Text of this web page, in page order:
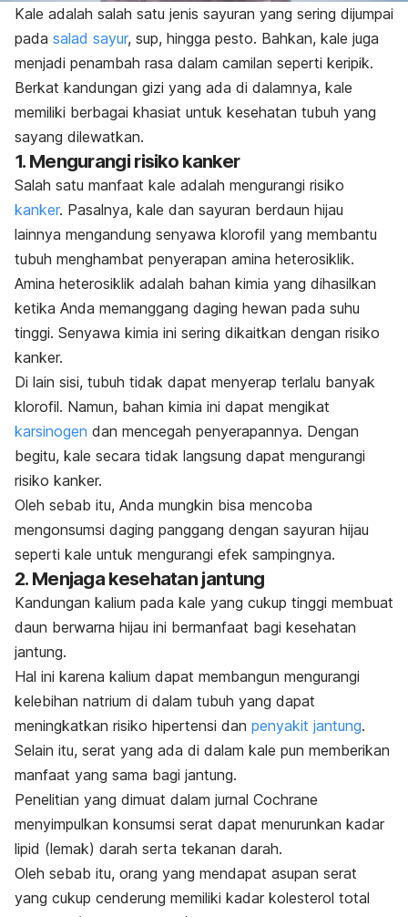
Kale adalah salah satu jenis sayuran yang sering dijumpai
pada salad sayur, sup, hingga pesto. Bahkan, kale juga
menjadi penambah rasa dalam camilan seperti keripik.
Berkat kandungan gizi yang ada di dalamnya, kale
memiliki berbagai khasiat untuk kesehatan tubuh yang
sayang dilewatkan.
1. Mengurangi risiko kanker
Salah satu manfaat kale adalah mengurangi risiko
kanker. Pasalnya, kale dan sayuran berdaun hijau
lainnya mengandung senyawa klorofil yang membantu
tubuh menghambat penyerapan amina heterosiklik.
Amina heterosiklik adalah bahan kimia yang dihasilkan
ketika Anda memanggang daging hewan pada suhu
tinggi. Senyawa kimia ini sering dikaitkan dengan risiko
kanker.
Di lain sisi, tubuh tidak dapat menyerap terlalu banyak
klorofil. Namun, bahan kimia ini dapat mengikat
karsinogen dan mencegah penyerapannya. Dengan
begitu, kale secara tidak langsung dapat mengurangi
risiko kanker.
Oleh sebab itu, Anda mungkin bisa mencoba
mengonsumsi daging panggang dengan sayuran hijau
seperti kale untuk mengurangi efek sampingnya.
2. Menjaga kesehatan jantung
Kandungan kalium pada kale yang cukup tinggi membuat
daun berwarna hijau ini bermanfaat bagi kesehatan
jantung.
Hal ini karena kalium dapat membangun mengurangi
kelebihan natrium di dalam tubuh yang dapat
meningkatkan risiko hipertensi dan penyakit jantung.
Selain itu, serat yang ada di dalam kale pun memberikan
manfaat yang sama bagi jantung.
Penelitian yang dimuat dalam jurnal Cochrane
menyimpulkan konsumsi serat dapat menurunkan kadar
lipid (lemak) darah serta tekanan darah.
Oleh sebab itu, orang yang mendapat asupan serat
yang cukup cenderung memiliki kadar kolesterol total